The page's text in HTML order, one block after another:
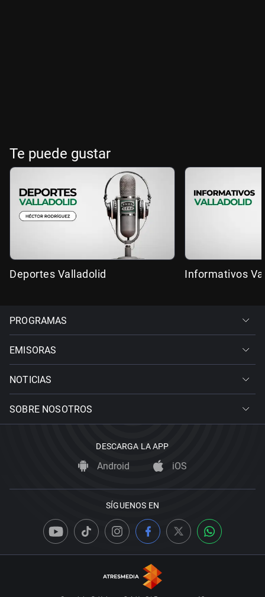
Te puede gustar
Deportes Valladolid Informativos
PROGRAMAS
EMISORAS
NOTICIAS
SOBRE NOSOTROS
DESCARGA LA APP
Android iOS
SÍGUENOS EN